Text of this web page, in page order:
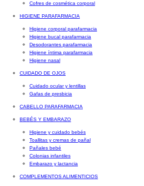
Cofres de cosmética corporal
HIGIENE PARAFARMACIA
Higiene corporal parafarmacia
Higiene bucal parafarmacia
Desodorantes parafarmacia
Higiene íntima parafarmacia
Higiene nasal
CUIDADO DE OJOS
Cuidado ocular y lentillas
Gafas de presbicia
CABELLO PARAFARMACIA
BEBÉS Y EMBARAZO
Higiene y cuidado bebés
Toallitas y cremas de pañal
Pañales bebé
Colonias infantiles
Embarazo y lactancia
COMPLEMENTOS ALIMENTICIOS